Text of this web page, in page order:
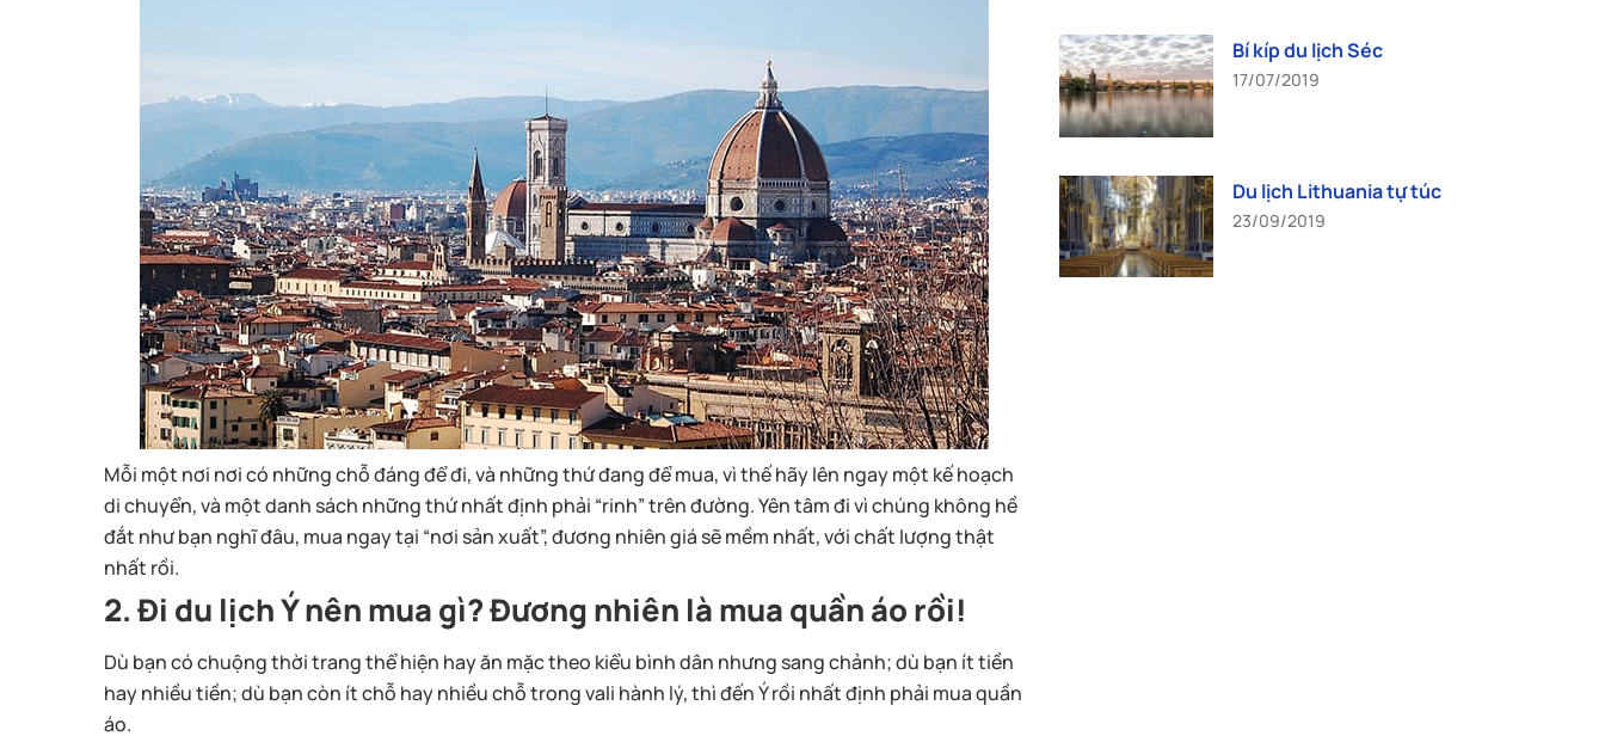
Mỗi một nơi nơi có những chỗ đáng để đi, và những thứ đang để mua, vì thế hãy lên ngay một kế hoạch
di chuyển, và một danh sách những thứ nhất định phải “rinh” trên đường. Yên tâm đi vì chúng không hề
đắt như bạn nghĩ đâu, mua ngay tại “nơi sản xuất”, đương nhiên giá sẽ mềm nhất, với chất lượng thật
nhất rồi.
2. Đi du lịchÝnên mua gì? Đương nhiên là mua quần áo rồi!
Dù bạn có chuộng thời trang thể hiện hay ăn mặc theo kiểu bình dân nhưng sang chảnh; dù bạn ít tiền
hay nhiều tiền; dù bạn còn ít chỗ hay nhiều chỗ trong vali hành lý, thì đến Ý rồi nhất định phải mua quần
áo.
Bí kíp du lịch Séc
17/07/2019
Du lịch Lithuania tự túc
23/09/2019